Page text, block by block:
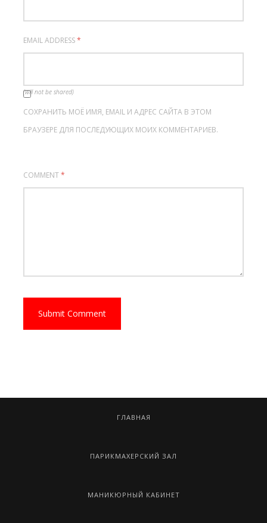
EMAIL ADDRESS*
(will not be shared)
СОХРАНИТЬ МОЁ ИМЯ, EMAIL И АДРЕС САЙТА В ЭТОМ
БРАУЗЕРЕ ДЛЯ ПОСЛЕДУЮЩИХ МОИХ КОММЕНТАРИЕВ.
COMMENT*
ГЛАВНАЯ
ПАРИКМАХЕРСКИЙ ЗАЛ
МАНИКЮРНЫЙ КАБИНЕТ